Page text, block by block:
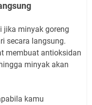
jika minyak goreng
secara langsung.
membuat antioksidan
minyak akan
kamu